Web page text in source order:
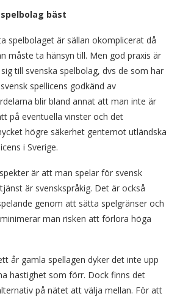
bäst
spelbolaget är sällan okomplicerat då
måste ta hänsyn till. Men god praxis är
till svenska spelbolag, dvs de som har
spellicens godkänd av
blir bland annat att man inte är
på eventuella vinster och det
högre säkerhet gentemot utländska
i Sverige.
är att man spelar för svensk
är svenskspråkig. Det är också
genom att sätta spelgränser och
man risken att förlora höga
år gamla spellagen dyker det inte upp
hastighet som förr. Dock finns det
på nätet att välja mellan. För att